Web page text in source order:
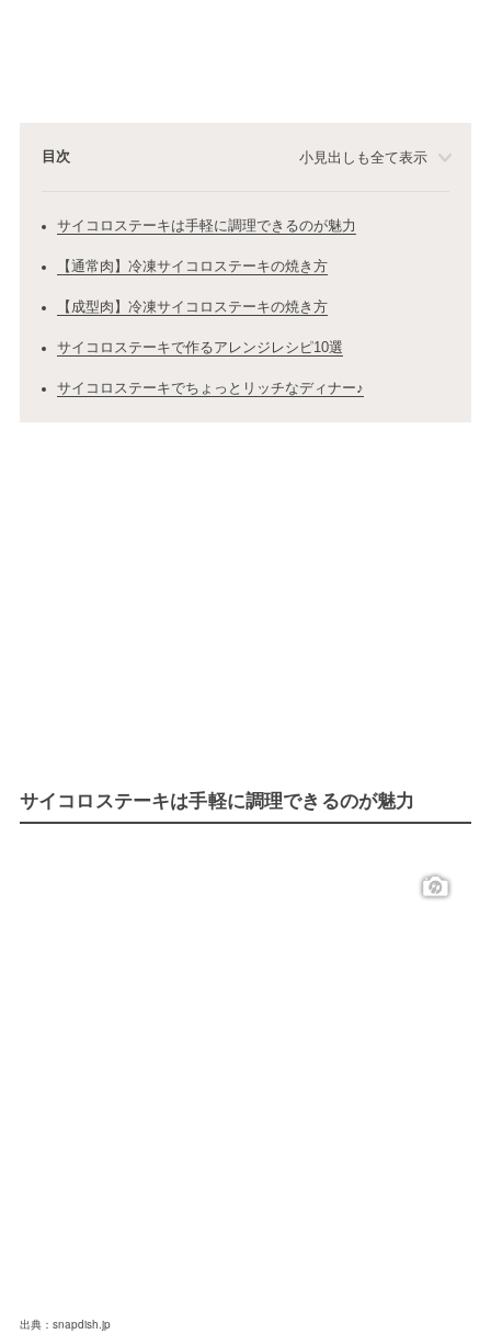
目次 小見出しも全て表示
サイコロステーキは手軽に調理できるのが魅力
【通常肉】冷凍サイコロステーキの焼き方
【成型肉】冷凍サイコロステーキの焼き方
サイコロステーキで作るアレンジレシピ10選
サイコロステーキでちょっとリッチなディナー♪
サイコロステーキは手軽に調理できるのが魅力
出典：snapdish.jp